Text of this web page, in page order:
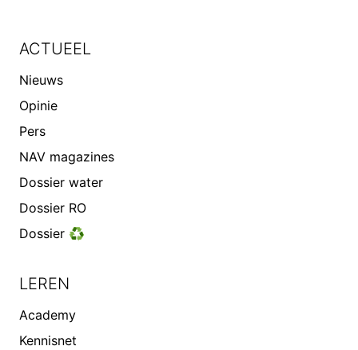
ACTUEEL
Nieuws
Opinie
Pers
NAV magazines
Dossier water
Dossier RO
Dossier ♻️
LEREN
Academy
Kennisnet